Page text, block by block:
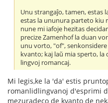
Unu strangaĵo, tamen, estas
estas la ununura parteto kiu
nune mi iafoje hezitas
precize Zamenhof la duan
unu vorto, "of",
kvanto; kaj laŭ mia sperto, la
lingvoj romancaj.
Mi legis,ke la 'da' estis
romanlidlingvanoj d'esprimi
mezuradeco de kvanto de